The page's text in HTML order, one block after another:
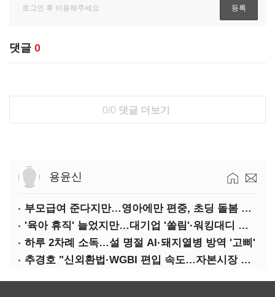
댓글 0
0/0 댓글 더보기
용윤신
부모급여 준다지만…영아에만 편중, 초딩 돌봄 절실
'육아 휴직' 늘었지만…대기업 '쏠림'·워킹대디 여전히 '저조'
하루 2차례 소독…설 명절 AI·돼지열병 방역 '고삐'
추경호 "신외환법·WGBI 편입 속도…자본시장 투자환경 개선"